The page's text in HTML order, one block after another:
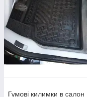
Гумові килимки в салон